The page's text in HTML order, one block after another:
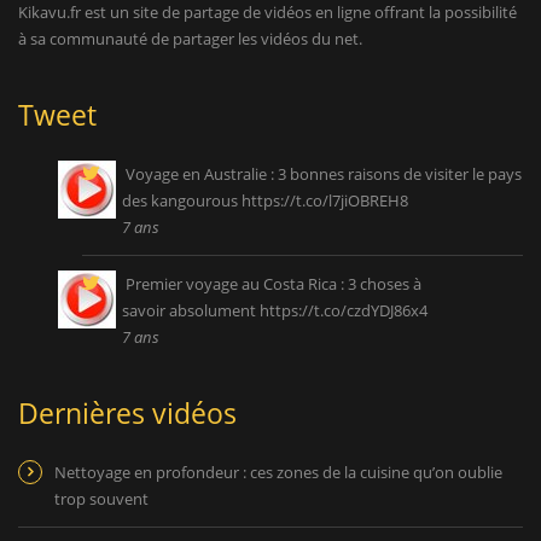
Kikavu.fr est un site de partage de vidéos en ligne offrant la possibilité
à sa communauté de partager les vidéos du net.
Tweet
Voyage en Australie : 3 bonnes raisons de visiter le pays
des kangourous https://t.co/l7jiOBREH8
7 ans
Premier voyage au Costa Rica : 3 choses à
savoir absolument https://t.co/czdYDJ86x4
7 ans
Dernières vidéos
Nettoyage en profondeur : ces zones de la cuisine qu’on oublie
trop souvent